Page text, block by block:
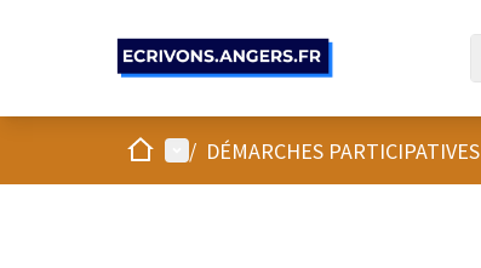
AccueilMenu principal
/ DÉMARCHES PARTICIPATIVES